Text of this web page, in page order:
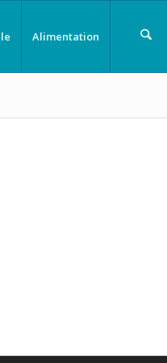
Alimentation